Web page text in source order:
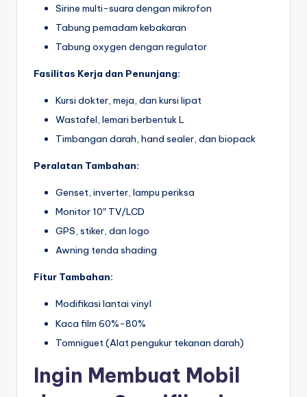
Sirine multi-suara dengan mikrofon
Tabung pemadam kebakaran
Tabung oxygen dengan regulator
Fasilitas Kerja dan Penunjang:
Kursi dokter, meja, dan kursi lipat
Wastafel, lemari berbentuk L
Timbangan darah, hand sealer, dan biopack
Peralatan Tambahan:
Genset, inverter, lampu periksa
Monitor 10″ TV/LCD
GPS, stiker, dan logo
Awning tenda shading
Fitur Tambahan:
Modifikasi lantai vinyl
Kaca film 60%-80%
Tomniguet (Alat pengukur tekanan darah)
Ingin Membuat Mobil